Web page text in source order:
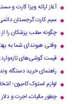
آغاز ارائه ویزا کارت و مستر
سیم کارت گرجستان
چگونه مطب پزشکان را
وقتی هیوندای شما به
قیمت گوشی‌های
راهنمای خرید دستگاه
لوازم استوک کامیون؛
چطور مالیات، اجرت و دلار آزاد بر